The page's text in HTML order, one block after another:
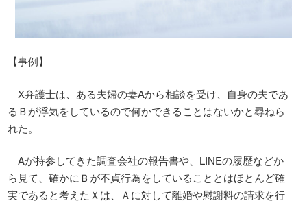
【事例】
X弁護士は、ある夫婦の妻Aから相談を受け、自身の夫であ
るＢが浮気をしているので何かできることはないかと尋ねら
れた。
Aが持参してきた調査会社の報告書や、LINEの履歴などか
ら見て、確かにＢが不貞行為をしていることとはほとんど確
実であると考えたＸは、Ａに対して離婚や慰謝料の請求を行